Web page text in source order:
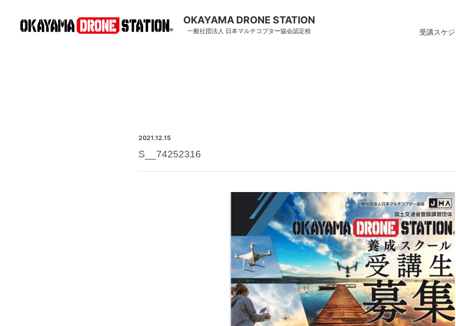
OKAYAMA DRONE STATION
一般社団法人 日本マルチコプター協会認定校 受講スケ
2021.12.15
S__74252316